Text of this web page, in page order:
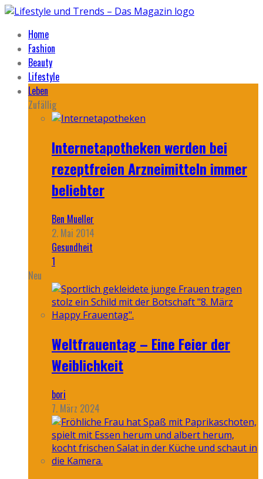
Home
Fashion
Beauty
Lifestyle
Leben
Zufällig
Internetapotheken werden bei
rezeptfreien Arzneimitteln immer
beliebter
Ben Mueller
2. Mai 2014
Gesundheit
1
Neu
Weltfrauentag – Eine Feier der
Weiblichkeit
bori
7. März 2024